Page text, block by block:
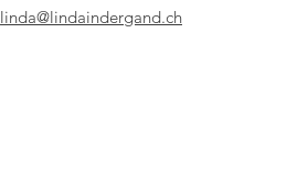
linda@lindaindergand.ch